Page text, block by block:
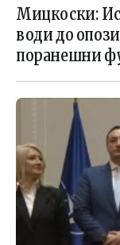
ИСТРАГАТА
Мицкоски:
води до
поранешни